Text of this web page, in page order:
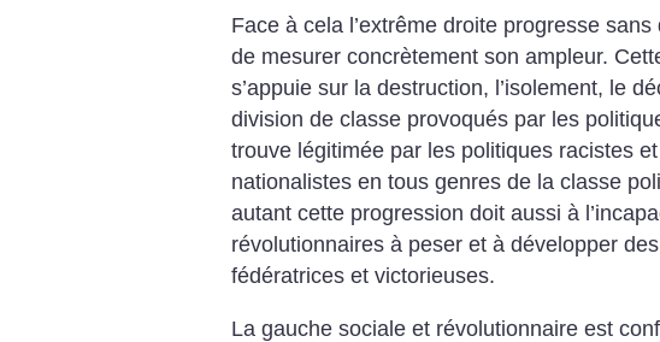
Face à cela l’extrême droite progresse sans
de mesurer concrètement son ampleur.
s’appuie sur la destruction, l’isolement, le
division de classe provoqués par les
trouve légitimée par les politiques racistes
nationalistes en tous genres de la classe
autant cette progression doit aussi à
révolutionnaires à peser et à développer
fédératrices et victorieuses.
La gauche sociale et révolutionnaire est